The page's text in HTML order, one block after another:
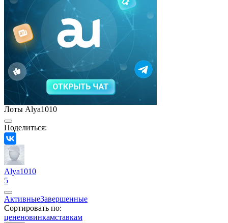
Лоты Alya1010
Поделиться:
Alya1010
5
АктивныеЗавершенные
Сортировать по:
цененовинкамставкам